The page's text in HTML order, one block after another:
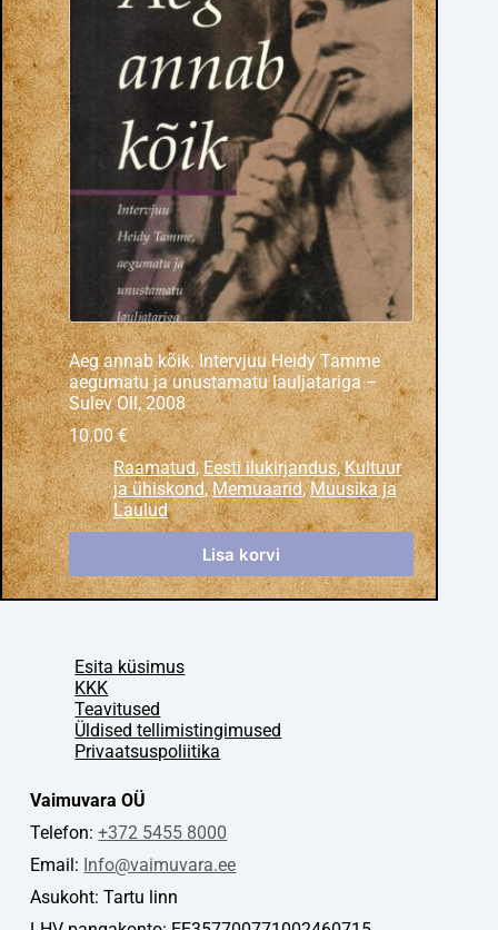
Aeg annab kõik. Intervjuu Heidy Tamme
aegumatu ja unustamatu lauljatariga –
Sulev Oll, 2008
10.00€
Raamatud,Eesti ilukirjandus,Kultuur
ja ühiskond,Memuaarid,Muusika ja
Laulud
Lisa korvi
Esita küsimus
KKK
Teavitused
Üldised tellimistingimused
Privaatsuspoliitika
Vaimuvara OÜ
Telefon:+372 5455 8000
Email: Info@vaimuvara.ee
Asukoht: Tartu linn